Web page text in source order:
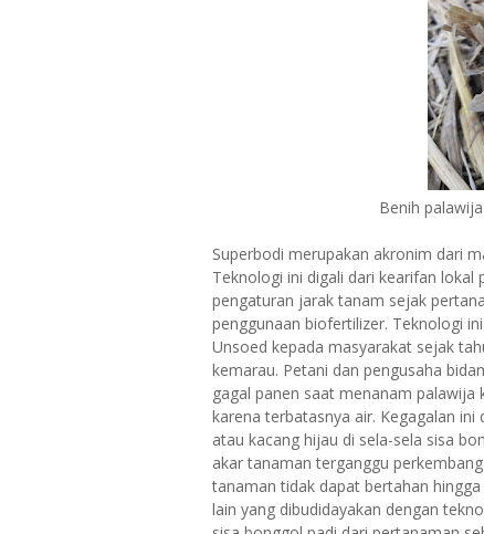
Benih
Superbodi merupakan akronim dari
Teknologi ini digali dari kearifan lokal
pengaturan jarak tanam sejak
penggunaan biofertilizer. Teknologi
Unsoed kepada masyarakat sejak
kemarau. Petani dan pengusaha
gagal panen saat menanam palawija
karena terbatasnya air. Kegagalan
atau kacang hijau di sela-sela sisa
akar tanaman terganggu
tanaman tidak dapat bertahan
lain yang dibudidayakan dengan